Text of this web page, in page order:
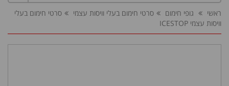
ראשי גופי חימום סרטי חימום בעלי וויסות עצמי
סרטי חימום בעלי
וויסות עצמי ICESTOP